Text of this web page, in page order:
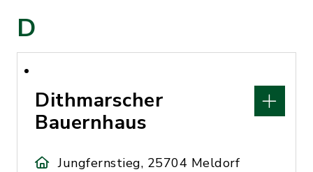
D
Dithmarscher
Bauernhaus
Jungfernstieg, 25704 Meldorf